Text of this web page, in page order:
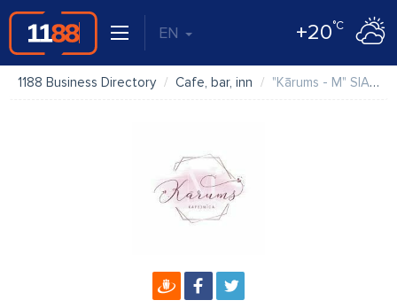
EN +20°C
1188 Business Directory Cafe, bar, inn "Kārums - M" SIA, kafejnīca Murjāņos